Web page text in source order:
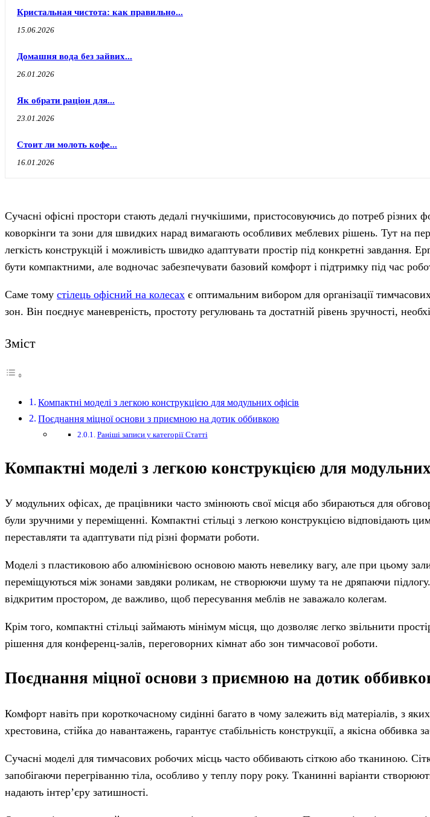
Кристальная чистота: как правильно...
15.06.2026
Домашня вода без зайвих...
26.01.2026
Як обрати раціон для...
23.01.2026
Стоит ли молоть кофе...
16.01.2026
Сучасні офісні простори стають дедалі гнучкішими, пристосовуючись до потреб різних
коворкінги та зони для швидких нарад вимагають особливих меблевих рішень. Тут на
легкість конструкцій і можливість швидко адаптувати простір під конкретні завдання.
бути компактними, але водночас забезпечувати базовий комфорт і підтримку під час
Саме тому стілець офісний на колесах є оптимальним вибором для організації
зон. Він поєднує маневреність, простоту регулювань та достатній рівень зручності,
Зміст
Компактні моделі з легкою конструкцією для модульних офісів
Поєднання міцної основи з приємною на дотик оббивкою
Раніші записи у категорії Статті
Компактні моделі з легкою конструкцією для модульних
У модульних офісах, де працівники часто змінюють свої місця або збираються для
були зручними у переміщенні. Компактні стільці з легкою конструкцією відповідають
переставляти та адаптувати під різні формати роботи.
Моделі з пластиковою або алюмінієвою основою мають невелику вагу, але при цьому
переміщуються між зонами завдяки роликам, не створюючи шуму та не дряпаючи
відкритим простором, де важливо, щоб пересування меблів не заважало колегам.
Крім того, компактні стільці займають мінімум місця, що дозволяє легко звільнити
рішення для конференц-залів, переговорних кімнат або зон тимчасової роботи.
Поєднання міцної основи з приємною на дотик
Комфорт навіть при короткочасному сидінні багато в чому залежить від матеріалів, з
хрестовина, стійка до навантажень, гарантує стабільність конструкції, а якісна оббивка
Сучасні моделі для тимчасових робочих місць часто оббивають сіткою або тканиною.
запобігаючи перегріванню тіла, особливо у теплу пору року. Тканинні варіанти
надають інтер’єру затишності.